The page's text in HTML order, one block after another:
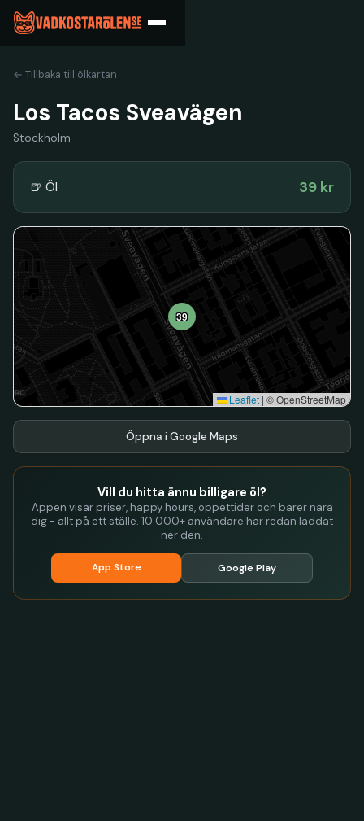
← Tillbaka till ölkartan
Los Tacos Sveavägen
Stockholm
🍺 Öl 39 kr
39
Leaflet | © OpenStreetMap
Öppna i Google Maps
Vill du hitta ännu billigare öl?
Appen visar priser, happy hours, öppettider och barer nära
dig - allt på ett ställe. 10 000+ användare har redan laddat
ner den.
App Store Google Play